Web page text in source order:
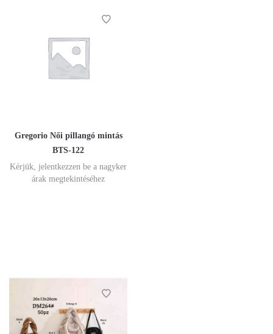
Gregorio Női pillangó mintás
BTS-122
Kérjük, jelentkezzen be a nagyker
árak megtekintéséhez